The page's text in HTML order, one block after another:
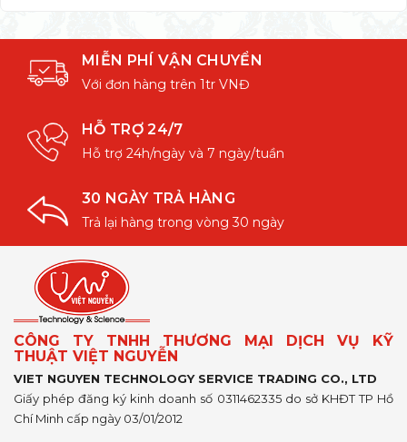
MIỄN PHÍ VẬN CHUYỂN
Với đơn hàng trên 1tr VNĐ
HỖ TRỢ 24/7
Hỗ trợ 24h/ngày và 7 ngày/tuần
30 NGÀY TRẢ HÀNG
Trả lại hàng trong vòng 30 ngày
CÔNG TY TNHH THƯƠNG MẠI DỊCH VỤ KỸ
THUẬT VIỆT NGUYỄN
VIET NGUYEN TECHNOLOGY SERVICE TRADING CO., LTD
Giấy phép đăng ký kinh doanh số 0311462335 do sở KHĐT TP Hồ
Chí Minh cấp ngày 03/01/2012